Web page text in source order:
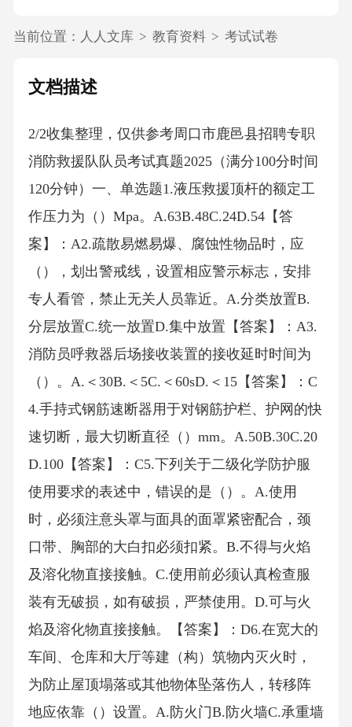
当前位置： 人人文库 > 教育资料 > 考试试卷
文档描述
2/2收集整理，仅供参考周口市鹿邑县招聘专职
消防救援队队员考试真题2025（满分100分时间
120分钟）一、单选题1.液压救援顶杆的额定工
作压力为（）Mpa。A.63B.48C.24D.54【答
案】：A2.疏散易燃易爆、腐蚀性物品时，应
（），划出警戒线，设置相应警示标志，安排
专人看管，禁止无关人员靠近。A.分类放置B.
分层放置C.统一放置D.集中放置【答案】：A3.
消防员呼救器后场接收装置的接收延时时间为
（）。A.＜30B.＜5C.＜60sD.＜15【答案】：C
4.手持式钢筋速断器用于对钢筋护栏、护网的快
速切断，最大切断直径（）mm。A.50B.30C.20
D.100【答案】：C5.下列关于二级化学防护服
使用要求的表述中，错误的是（）。A.使用
时，必须注意头罩与面具的面罩紧密配合，颈
口带、胸部的大白扣必须扣紧。B.不得与火焰
及溶化物直接接触。C.使用前必须认真检查服
装有无破损，如有破损，严禁使用。D.可与火
焰及溶化物直接接触。【答案】：D6.在宽大的
车间、仓库和大厅等建（构）筑物内灭火时，
为防止屋顶塌落或其他物体坠落伤人，转移阵
地应依靠（）设置。A.防火门B.防火墙C.承重墙